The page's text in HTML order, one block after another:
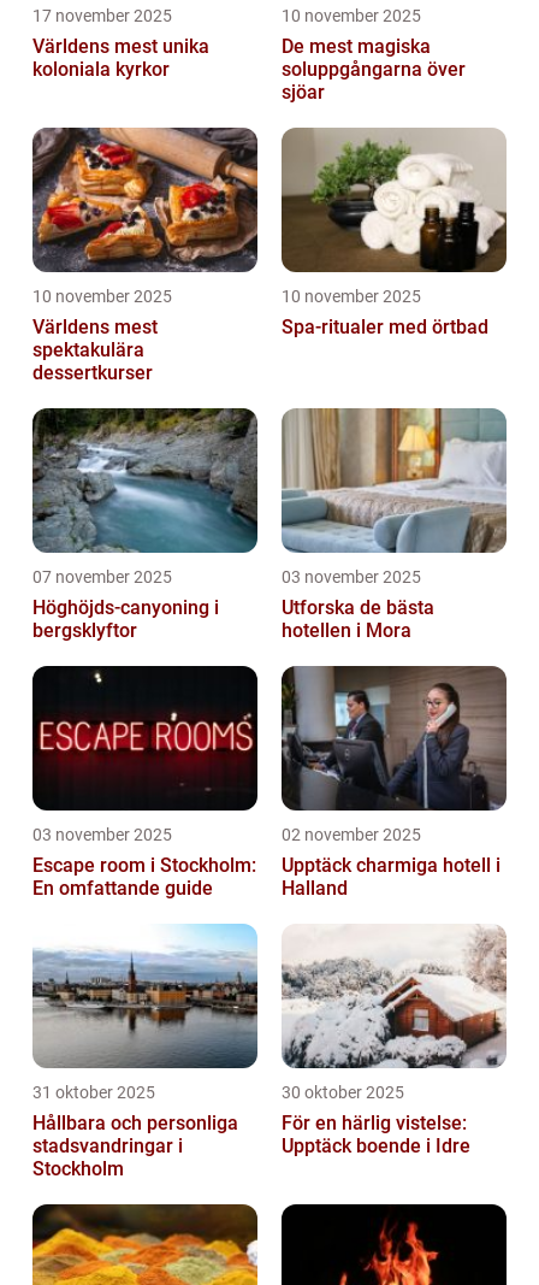
17 november 2025
Världens mest unika
koloniala kyrkor
10 november 2025
De mest magiska
soluppgångarna över
sjöar
10 november 2025
Världens mest
spektakulära
dessertkurser
10 november 2025
Spa-ritualer med örtbad
07 november 2025
Höghöjds-canyoning i
bergsklyftor
03 november 2025
Utforska de bästa
hotellen i Mora
03 november 2025
Escape room i Stockholm:
En omfattande guide
02 november 2025
Upptäck charmiga hotell i
Halland
31 oktober 2025
Hållbara och personliga
stadsvandringar i
Stockholm
30 oktober 2025
För en härlig vistelse:
Upptäck boende i Idre